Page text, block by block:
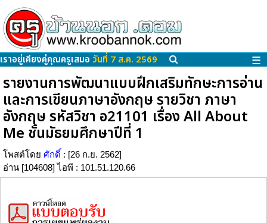
เราอยู่เคียงคู่คุณครูเสมอ วันที่ 7 ส.ค. 2569 ☰
รายงานการพัฒนาแบบฝึกเสริมทักษะการอ่าน
และการเขียนภาษาอังกฤษ รายวิชา ภาษา
อังกฤษ รหัสวิชา อ21101 เรื่อง All About
Me ชั้นมัธยมศึกษาปีที่ 1
โพสต์โดย ศักดิ์ : [26 ก.ย. 2562]
อ่าน [104608] ไอพี : 101.51.120.66